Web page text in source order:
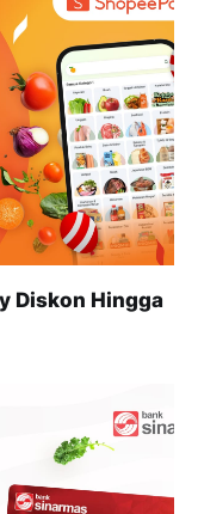
Diskon Hingga